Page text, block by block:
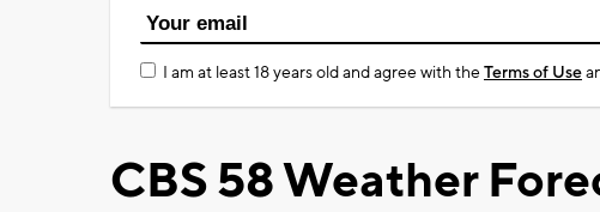
I am at least 18 years old and agree with theTerms of Use
CBS 58 Weather